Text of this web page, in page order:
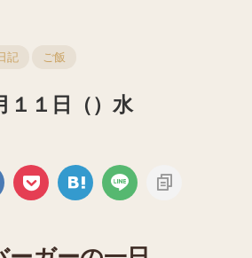
記 ご飯
１１日（）水